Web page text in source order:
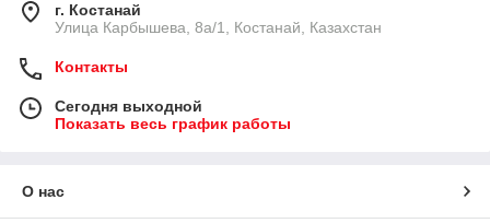
г. Костанай
Улица Карбышева, 8а/1, Костанай, Казахстан
Контакты
Сегодня выходной
Показать весь график работы
О нас